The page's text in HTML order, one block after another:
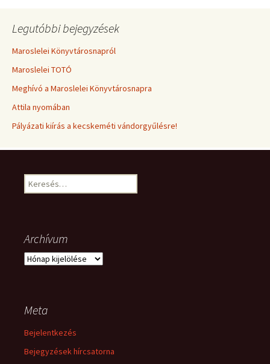
Legutóbbi bejegyzések
Maroslelei Könyvtárosnapról
Maroslelei TOTÓ
Meghívó a Maroslelei Könyvtárosnapra
Attila nyomában
Pályázati kiírás a kecskeméti vándorgyűlésre!
Keresés:
Archívum
Archívum
Meta
Bejelentkezés
Bejegyzések hírcsatorna